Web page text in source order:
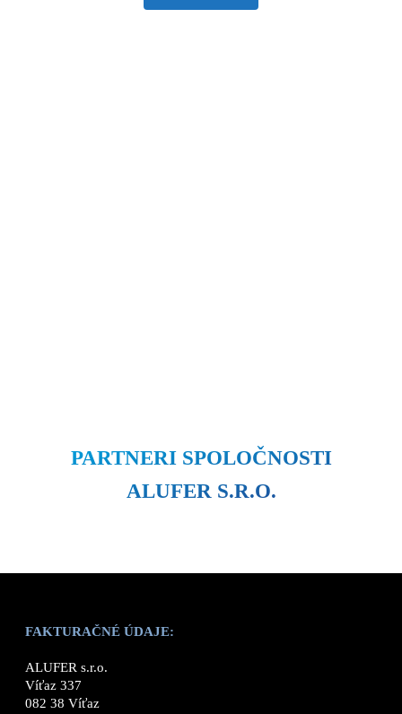
PARTNERI SPOLOČNOSTI
ALUFER S.R.O.
FAKTURAČNÉ ÚDAJE:
ALUFER s.r.o.
Víťaz 337
082 38 Víťaz